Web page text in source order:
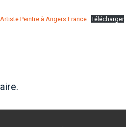
Peintre à Angers France Télécharger